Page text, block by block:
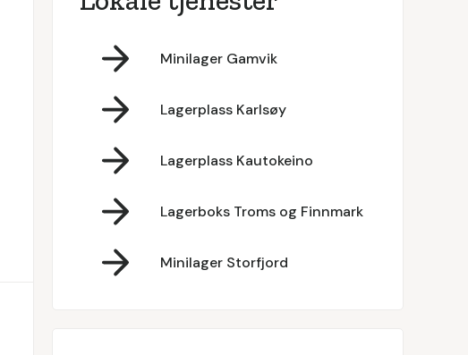
Minilager Gamvik
Lagerplass Karlsøy
Lagerplass Kautokeino
Lagerboks Troms og Finnmark
Minilager Storfjord